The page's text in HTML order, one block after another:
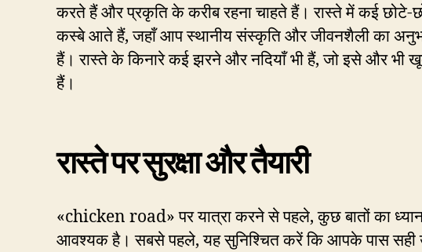
करते हैं और प्रकृति के करीब रहना चाहते हैं। रास्ते में कई छोटे-
कस्बे आते हैं, जहाँ आप स्थानीय संस्कृति और जीवनशैली का
हैं। रास्ते के किनारे कई झरने और नदियाँ भी हैं, जो इसे और भी
हैं।
रास्ते पर सुरक्षा और तैयारी
«chicken road» पर यात्रा करने से पहले, कुछ बातों का
आवश्यक है। सबसे पहले, यह सुनिश्चित करें कि आपके पास